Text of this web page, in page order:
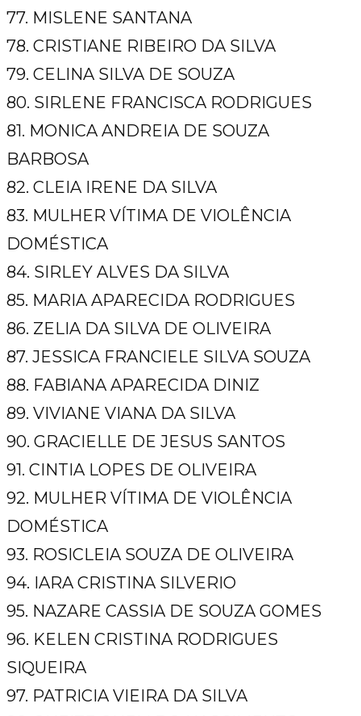
77. MISLENE SANTANA
78. CRISTIANE RIBEIRO DA SILVA
79. CELINA SILVA DE SOUZA
80. SIRLENE FRANCISCA RODRIGUES
81. MONICA ANDREIA DE SOUZA
BARBOSA
82. CLEIA IRENE DA SILVA
83. MULHER VÍTIMA DE VIOLÊNCIA
DOMÉSTICA
84. SIRLEY ALVES DA SILVA
85. MARIA APARECIDA RODRIGUES
86. ZELIA DA SILVA DE OLIVEIRA
87. JESSICA FRANCIELE SILVA SOUZA
88. FABIANA APARECIDA DINIZ
89. VIVIANE VIANA DA SILVA
90. GRACIELLE DE JESUS SANTOS
91. CINTIA LOPES DE OLIVEIRA
92. MULHER VÍTIMA DE VIOLÊNCIA
DOMÉSTICA
93. ROSICLEIA SOUZA DE OLIVEIRA
94. IARA CRISTINA SILVERIO
95. NAZARE CASSIA DE SOUZA GOMES
96. KELEN CRISTINA RODRIGUES
SIQUEIRA
97. PATRICIA VIEIRA DA SILVA